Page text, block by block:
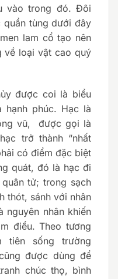
vào trong đó. Đôi
quần tùng dưới đây
lam cổ tạo nên
về loại vật cao quý
được coi là biểu
phúc. Hạc là
vũ, được gọi là
trở thành “nhất
có điểm đặc biệt
quát, đó là hạc đi
tử; trong sạch
thót, sánh với nhân
nguyên nhân khiến
điểu. Theo tương
tiên sống trường
được dùng để
chúc thọ, bình